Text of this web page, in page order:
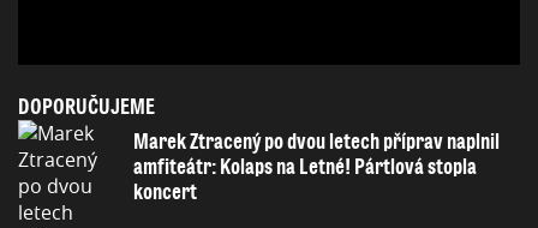
DOPORUČUJEME
Marek Ztracený po dvou letech příprav naplnil
amfiteátr: Kolaps na Letné! Pártlová stopla
koncert